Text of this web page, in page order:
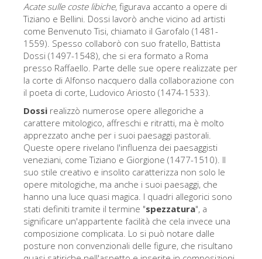
Museo Archeologico
Opificio delle pietre dure
Museo Galileo
Il giardino di Boboli
Corridoio Vasariano
Palazzo Vecchio
Santa Maria Novella
Santa Croce
Prenota ora
Prenota una visita guidata
Solo biglietti ad Ingresso rapido
Acate sulle coste libiche, figurava accanto a opere di
Tiziano e Bellini. Dossi lavorò anche vicino ad artisti
come Benvenuto Tisi, chiamato il Garofalo (1481-
1559). Spesso collaborò con suo fratello, Battista
Dossi (1497-1548), che si era formato a Roma
presso Raffaello. Parte delle sue opere realizzate per
la corte di Alfonso nacquero dalla collaborazione con
il poeta di corte, Ludovico Ariosto (1474-1533).
Dossi realizzò numerose opere allegoriche a
carattere mitologico, affreschi e ritratti, ma è molto
apprezzato anche per i suoi paesaggi pastorali.
Queste opere rivelano l'influenza dei paesaggisti
veneziani, come Tiziano e Giorgione (1477-1510). Il
suo stile creativo e insolito caratterizza non solo le
opere mitologiche, ma anche i suoi paesaggi, che
hanno una luce quasi magica. I quadri allegorici sono
stati definiti tramite il termine "spezzatura", a
significare un'appartente facilità che cela invece una
composizione complicata. Lo si può notare dalle
posture non convenzionali delle figure, che risultano